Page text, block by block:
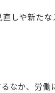
しや新たな
なか、労働